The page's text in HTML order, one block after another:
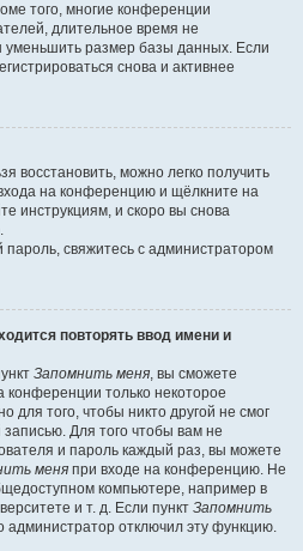
того, многие конференции
длительное время не
размер базы данных. Если
снова и активнее
восстановить, можно легко получить
на конференцию и щёлкните на
инструкциям, и скоро вы снова
пароль, свяжитесь с администратором
повторять ввод имени и
Запомнить меня, вы сможете
конференции только некоторое
для того, чтобы никто другой не смог
Для того чтобы вам не
и пароль каждый раз, вы можете
меня при входе на конференцию. Не
компьютере, например в
и т. д. Если пункт Запомнить
администратор отключил эту функцию.